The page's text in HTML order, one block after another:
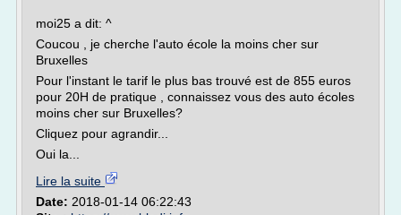
moi25 a dit: ^
Coucou , je cherche l'auto école la moins cher sur
Bruxelles
Pour l'instant le tarif le plus bas trouvé est de 855 euros
pour 20H de pratique , connaissez vous des auto écoles
moins cher sur Bruxelles?
Cliquez pour agrandir...
Oui la...
Lire la suite
Date: 2018-01-14 06:22:43